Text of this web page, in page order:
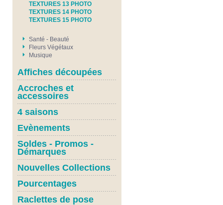
TEXTURES 13 PHOTO
TEXTURES 14 PHOTO
TEXTURES 15 PHOTO
Santé - Beauté
Fleurs Végétaux
Musique
Affiches découpées
Accroches et
accessoires
4 saisons
Evènements
Soldes - Promos -
Démarques
Nouvelles Collections
Pourcentages
Raclettes de pose